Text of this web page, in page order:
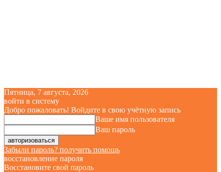
Пятница, 7 августа, 2026
войти в систему
Добро пожаловать! Войдите в свою учётную запись
Ваше имя пользователя
Ваш пароль
Забыли пароль? получить помощь
восстановление пароля
Восстановите свой пароль